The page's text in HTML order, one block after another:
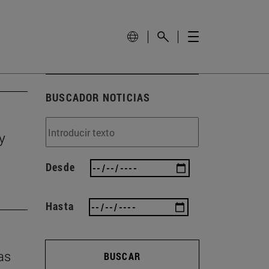
BUSCADOR NOTICIAS
Desde
Hasta
BUSCAR